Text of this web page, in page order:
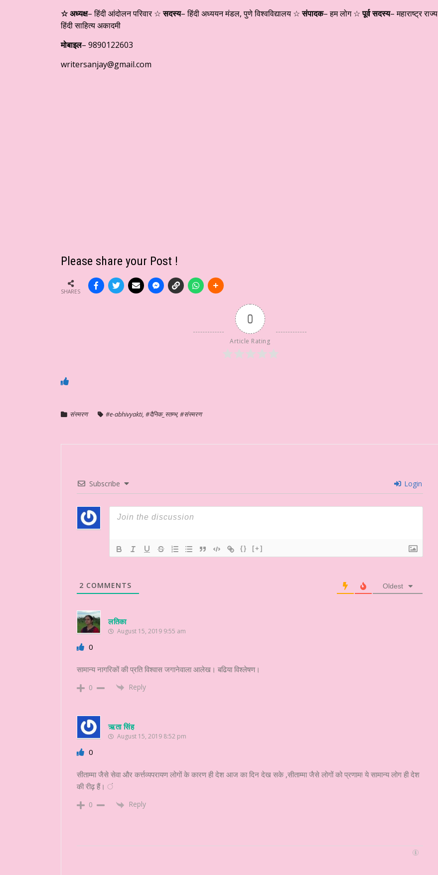
☆ अध्यक्ष– हिंदी आंदोलन परिवार ☆सदस्य– हिंदी अध्ययन मंडल, पुणे विश्वविद्यालय ☆संपादक– हम लोग ☆पूर्व सदस्य– महाराष्ट्र राज्य
हिंदी साहित्य अकादमी
मोबाइल– 9890122603
writersanjay@gmail.com
Please share your Post !
SHARES
0
Article Rating
संस्मरण #e-abhivyakti, #दैनिक_स्तम्भ,#संस्मरण
Subscribe Login
{} [+]
2 COMMENTS Oldest
लतिका
August 15, 2019 9:55 am
0
सामान्य नागरिकों की प्रति विश्वास जगानेवाला आलेख। बढिया विश्लेषण।
0 Reply
ऋता सिंह
August 15, 2019 8:52 pm
0
सीताम्मा जैसे सेवा और कर्त्तव्यपरायण लोगों के कारण ही देश आज का दिन देख सके ,सीताम्मा जैसे लोगों को प्रणाम! ये सामान्य लोग ही देश
की रीढ़ हैं। ं
0 Reply